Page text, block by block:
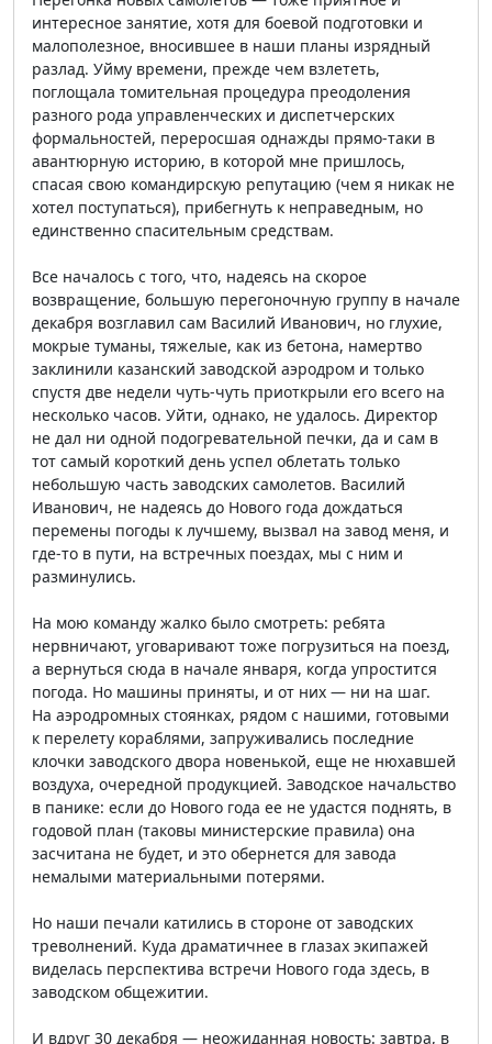
интересное занятие, хотя для боевой подготовки и
малополезное, вносившее в наши планы изрядный
разлад. Уйму времени, прежде чем взлететь,
поглощала томительная процедура преодоления
разного рода управленческих и диспетчерских
формальностей, переросшая однажды прямо-таки в
авантюрную историю, в которой мне пришлось,
спасая свою командирскую репутацию (чем я никак не
хотел поступаться), прибегнуть к неправедным, но
единственно спасительным средствам.
Все началось с того, что, надеясь на скорое
возвращение, большую перегоночную группу в начале
декабря возглавил сам Василий Иванович, но глухие,
мокрые туманы, тяжелые, как из бетона, намертво
заклинили казанский заводской аэродром и только
спустя две недели чуть-чуть приоткрыли его всего на
несколько часов. Уйти, однако, не удалось. Директор
не дал ни одной подогревательной печки, да и сам в
тот самый короткий день успел облетать только
небольшую часть заводских самолетов. Василий
Иванович, не надеясь до Нового года дождаться
перемены погоды к лучшему, вызвал на завод меня, и
где-то в пути, на встречных поездах, мы с ним и
разминулись.
На мою команду жалко было смотреть: ребята
нервничают, уговаривают тоже погрузиться на поезд,
а вернуться сюда в начале января, когда упростится
погода. Но машины приняты, и от них — ни на шаг.
На аэродромных стоянках, рядом с нашими, готовыми
к перелету кораблями, запруживались последние
клочки заводского двора новенькой, еще не нюхавшей
воздуха, очередной продукцией. Заводское начальство
в панике: если до Нового года ее не удастся поднять, в
годовой план (таковы министерские правила) она
засчитана не будет, и это обернется для завода
немалыми материальными потерями.
Но наши печали катились в стороне от заводских
треволнений. Куда драматичнее в глазах экипажей
виделась перспектива встречи Нового года здесь, в
заводском общежитии.
И вдруг 30 декабря — неожиданная новость: завтра, в